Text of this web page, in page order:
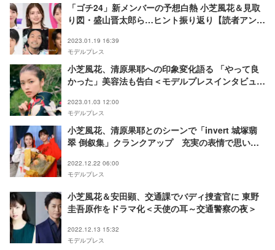
「ゴチ24」新メンバーの予想白熱 小芝風花＆見取
り図・盛山晋太郎ら…ヒント振り返り【読者アンケ
2023.01.19 16:39
モデルプレス
小芝風花、清原果耶への印象変化語る 「やって良
かった」美容法も告白＜モデルプレスインタビュー
2023.01.03 12:00
モデルプレス
小芝風花、清原果耶とのシーンで「invert 城塚翡
翠 倒叙集」クランクアップ 充実の表情で思い語
2022.12.22 06:00
モデルプレス
小芝風花＆安田顕、交通課でバディ捜査官に 東野
圭吾原作をドラマ化＜天使の耳～交通警察の夜＞
2022.12.13 15:32
モデルプレス